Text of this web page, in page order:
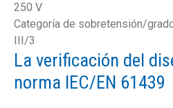
250 V
Categoría de sobretensión/
III/3
La verificación del
norma IEC/EN 61439